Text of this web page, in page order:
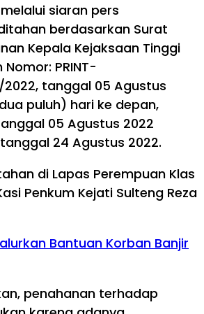
siaran pers
berdasarkan Surat
Kepala Kejaksaan Tinggi
PRINT-
2022, tanggal 05 Agustus
puluh) hari ke depan,
05 Agustus 2022
24 Agustus 2022.
di Lapas Perempuan Klas
Penkum Kejati Sulteng Reza
Bantuan Korban Banjir
penahanan terhadap